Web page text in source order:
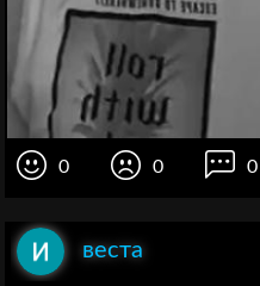
0 0 0
веста